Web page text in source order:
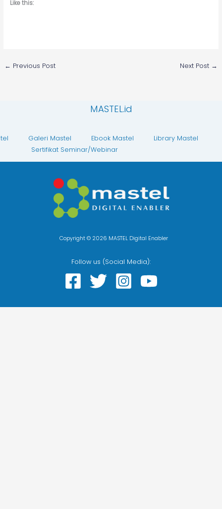
Like this:
← Previous Post Next Post →
MASTEL.id
Galeri Mastel Ebook Mastel
Library Mastel
Sertifikat Seminar/Webinar
Copyright © 2026 MASTEL Digital Enabler
Follow us (Social Media):